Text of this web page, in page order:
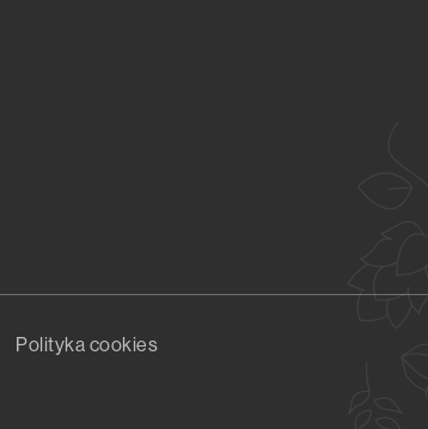
Polityka cookies